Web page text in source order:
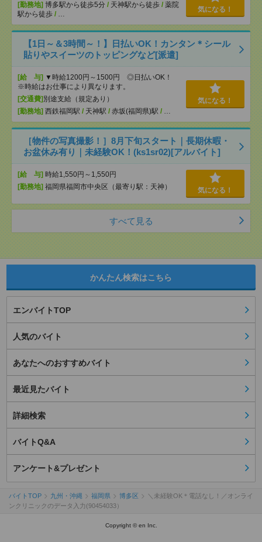
[勤務地] 博多駅から徒歩5分 / 天神駅から徒歩 / 薬院
駅から徒歩 / …
気になる！
【1日～＆3時間～！】日払いOK！カンタン＊シール
貼りやスイーツのトッピングなど[派遣]
[給 与] ▼時給1200円～1500円 ◎日払いOK！
※時給はお仕事により異なります。
[交通費] 別途支給（規定あり）
[勤務地] 西鉄福岡駅 / 天神駅 / 赤坂(福岡県)駅 / …
気になる！
［物件の写真撮影！］8月下旬スタート｜長期休暇・
お盆休み有り｜未経験OK！(ks1sr02)[アルバイト]
[給 与] 時給1,550円～1,550円
[勤務地] 福岡県福岡市中央区（最寄り駅：天神） 気になる！
すべて見る
かんたん検索はこちら
エンバイトTOP
人気のバイト
あなたへのおすすめバイト
最近見たバイト
詳細検索
バイトQ&A
アンケート&プレゼント
バイトTOP 九州・沖縄 福岡県 博多区
＼未経験OK＊電話なし！／オンライ
ンクリニックのデータ入力(90454033）
Copyright © en Inc.